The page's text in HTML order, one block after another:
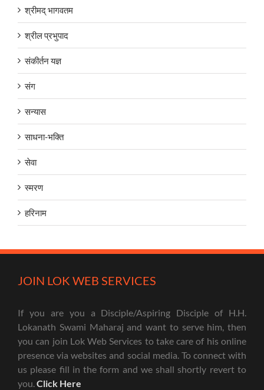
श्रीमद् भागवतम
श्रील प्रभुपाद
संकीर्तन यज्ञ
संग
सन्यास
साधना-भक्ति
सेवा
स्मरण
हरिनाम
JOIN LOK WEB SERVICES
If you are you a Disciple/Aspiring Disciple of H.H.
Lokanath Swami Maharaj and want to serve him, then
you can join Lok Web Services to take care of his online
presence via websites and social media. To connect with
us please fill in the form and we shall shortly revert to
you.Click Here